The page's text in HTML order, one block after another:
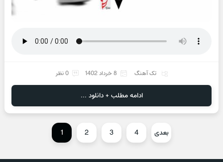
تک آهنگ 8 خرداد 1402 0 نظر
ادامه مطلب + دانلود ...
1 2 3 4 بعدی